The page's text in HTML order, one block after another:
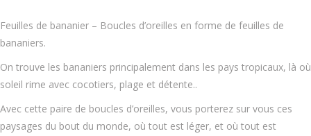
Feuilles de bananier – Boucles d’oreilles en forme de feuilles de
bananiers.
On trouve les bananiers principalement dans les pays tropicaux, là où
soleil rime avec cocotiers, plage et détente..
Avec cette paire de boucles d’oreilles, vous porterez sur vous ces
paysages du bout du monde, où tout est léger, et où tout est